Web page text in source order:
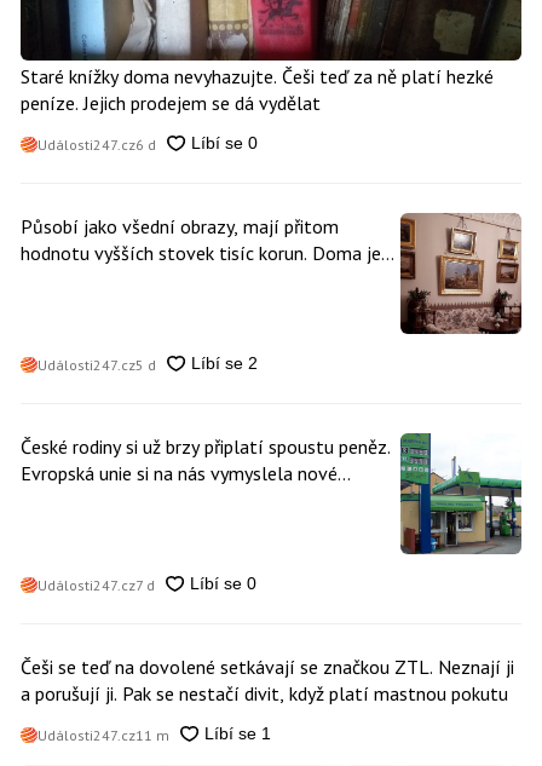
Staré knížky doma nevyhazujte. Češi teď za ně platí hezké
peníze. Jejich prodejem se dá vydělat
Události247.cz6 d
Působí jako všední obrazy, mají přitom
hodnotu vyšších stovek tisíc korun. Doma je
Události247.cz5 d
České rodiny si už brzy připlatí spoustu peněz.
Evropská unie si na nás vymyslela nové
Události247.cz7 d
Češi se teď na dovolené setkávají se značkou ZTL. Neznají ji
a porušují ji. Pak se nestačí divit, když platí mastnou pokutu
Události247.cz11 m